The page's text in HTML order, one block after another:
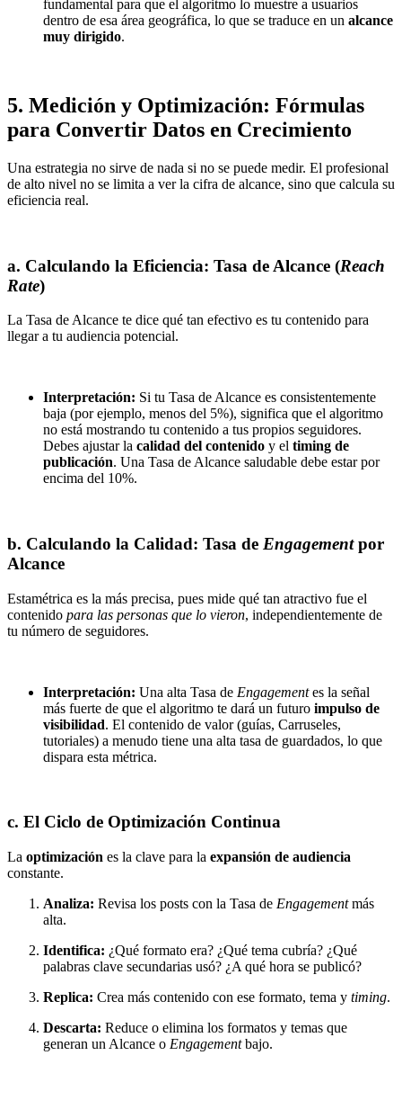
fundamental para que el algoritmo lo muestre a usuarios
dentro de esa área geográfica, lo que se traduce en un alcance
muy dirigido.
5. Medición y Optimización: Fórmulas
para Convertir Datos en Crecimiento
Una estrategia no sirve de nada si no se puede medir. El profesional
de alto nivel no se limita a ver la cifra de alcance, sino que calcula su
eficiencia real.
a. Calculando la Eficiencia: Tasa de Alcance (Reach
Rate)
La Tasa de Alcance te dice qué tan efectivo es tu contenido para
llegar a tu audiencia potencial.
Interpretación: Si tu Tasa de Alcance es consistentemente
baja (por ejemplo, menos del 5%), significa que el algoritmo
no está mostrando tu contenido a tus propios seguidores.
Debes ajustar la calidad del contenido y el timing de
publicación. Una Tasa de Alcance saludable debe estar por
encima del 10%.
b. Calculando la Calidad: Tasa de Engagementpor
Alcance
Estamétrica es la más precisa, pues mide qué tan atractivo fue el
contenido para las personas que lo vieron, independientemente de
tu número de seguidores.
Interpretación: Una alta Tasa de Engagementes la señal
más fuerte de que el algoritmo te dará un futuro impulso de
visibilidad. El contenido de valor (guías, Carruseles,
tutoriales) a menudo tiene una alta tasa de guardados, lo que
dispara esta métrica.
c. El Ciclo de Optimización Continua
La optimización es la clave para la expansión de audiencia
constante.
Analiza: Revisa los posts con la Tasa de Engagementmás
alta.
Identifica: ¿Qué formato era? ¿Qué tema cubría? ¿Qué
palabras clave secundarias usó? ¿A qué hora se publicó?
Replica: Crea más contenido con ese formato, tema y timing.
Descarta: Reduce o elimina los formatos y temas que
generan un Alcance o Engagementbajo.